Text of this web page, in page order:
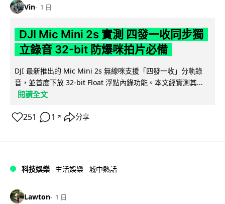
Vin 1 日
DJI Mic Mini 2s 實測 四發一收同步獨
立錄音 32-bit 防爆咪拍片必備
DJI 最新推出的 Mic Mini 2s 無線咪支援「四發一收」分軌錄
音，並首度下放 32-bit Float 浮點內錄功能。本文經實測其...
閱讀全文
251 1 ↗ 分享
科技娛樂 生活娛樂 城中熱話
Lawton 1 日